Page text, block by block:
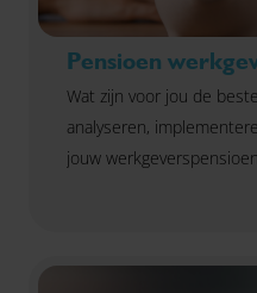
Pensioen
Wat zijn voor jou de
analyseren,
jouw